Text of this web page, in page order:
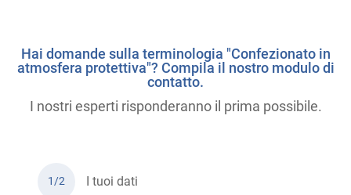
Hai domande sulla terminologia "Confezionato in
atmosfera protettiva"? Compila il nostro modulo di
contatto.
I nostri esperti risponderanno il prima possibile.
1/2 I tuoi dati